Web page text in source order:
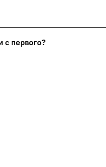
сумма
-
-
с первого?